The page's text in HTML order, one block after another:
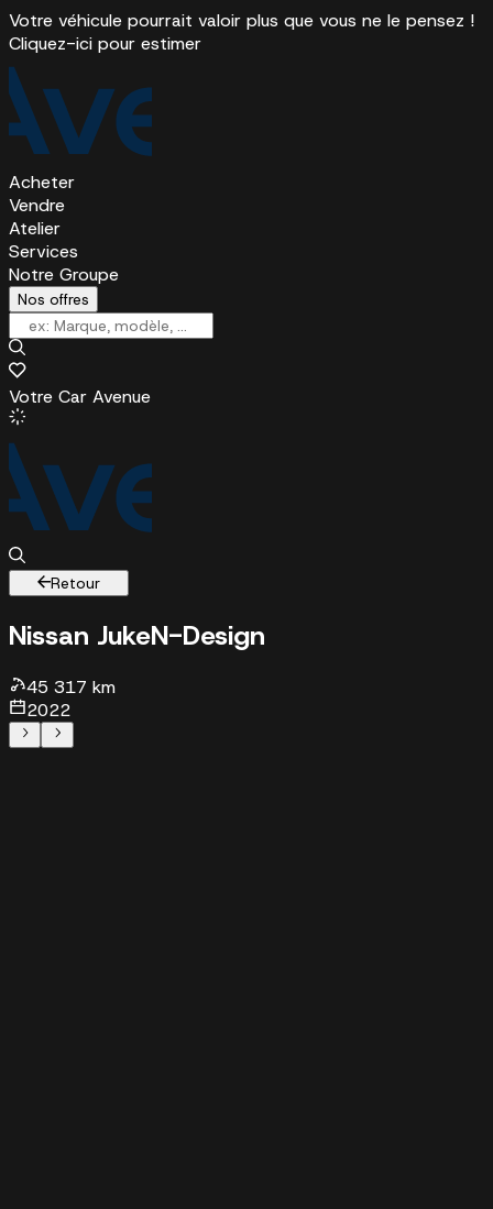
Votre véhicule pourrait valoir plus que vous ne le pensez !
Cliquez-ici pour estimer
Acheter
Vendre
Atelier
Services
Notre Groupe
Nos offres
Votre Car Avenue
Retour
Nissan JukeN-Design
45 317 km
2022